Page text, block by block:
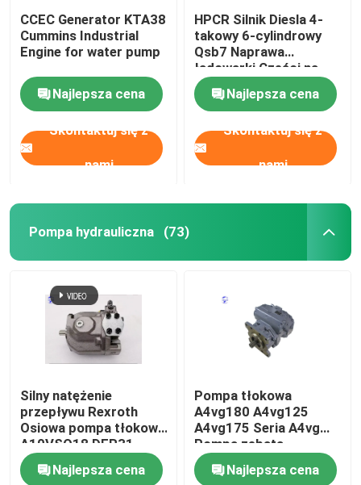
CCEC Generator KTA38
Cummins Industrial
Engine for water pump
Najlepsza cena
Skontaktuj się z
nami
HPCR Silnik Diesla 4-
takowy 6-cylindrowy
Qsb7 Naprawa
ładowarki Części na
magazynie
Najlepsza cena
Skontaktuj się z
nami
Pompa hydrauliczna (73)
Silny natężenie
przepływu Rexroth
Osiowa pompa tłokowa
A10VSO18 DFR31
Napędzana olejem
hydraulicznym
Najlepsza cena
Pompa tłokowa
A4vg180 A4vg125
A4vg175 Seria A4vg
Pompa zębata
hydrauliczna
Najlepsza cena